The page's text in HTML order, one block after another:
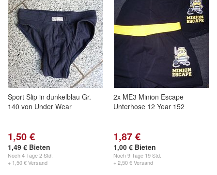
Sport Slip in dunkelblau Gr.
140 von Under Wear
1,50 €
1,49 € Bieten
Noch4 Tage 2 Std.
+ 1,50 € Versand
2x ME3 Minion Escape
Unterhose 12 Year 152
1,87 €
1,00 € Bieten
Noch9 Tage 19 Std.
+ 2,50 € Versand